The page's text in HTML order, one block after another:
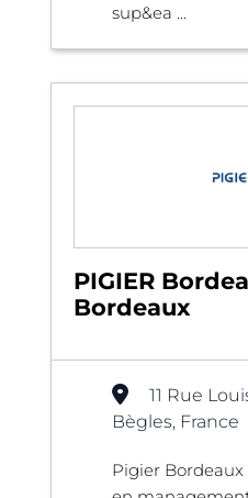
sup&ea ...
PIGIER
Bordeaux
11 Rue
Bègles, France
Pigier